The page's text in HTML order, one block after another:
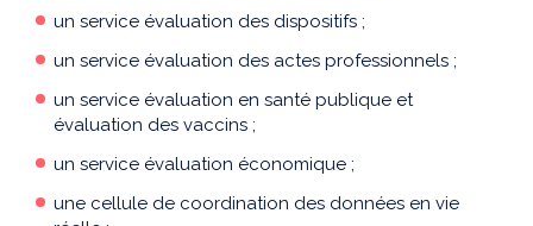
un service évaluation des dispositifs ;
un service évaluation des actes professionnels ;
un service évaluation en santé publique et
évaluation des vaccins ;
un service évaluation économique ;
une cellule de coordination des données en vie